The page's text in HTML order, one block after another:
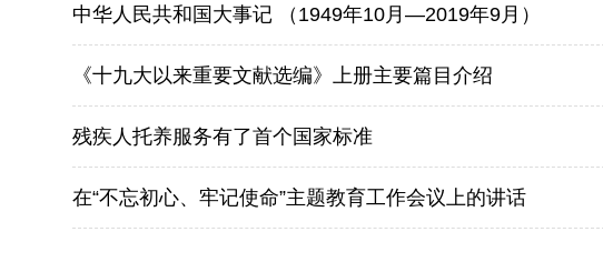
中华人民共和国大事记 （1949年10月—2019年9月）
《十九大以来重要文献选编》上册主要篇目介绍
残疾人托养服务有了首个国家标准
在“不忘初心、牢记使命”主题教育工作会议上的讲话